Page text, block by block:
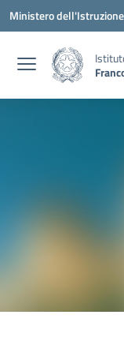
Vai ai contenuti
Vai al menu di
Vai al footer
Ministero